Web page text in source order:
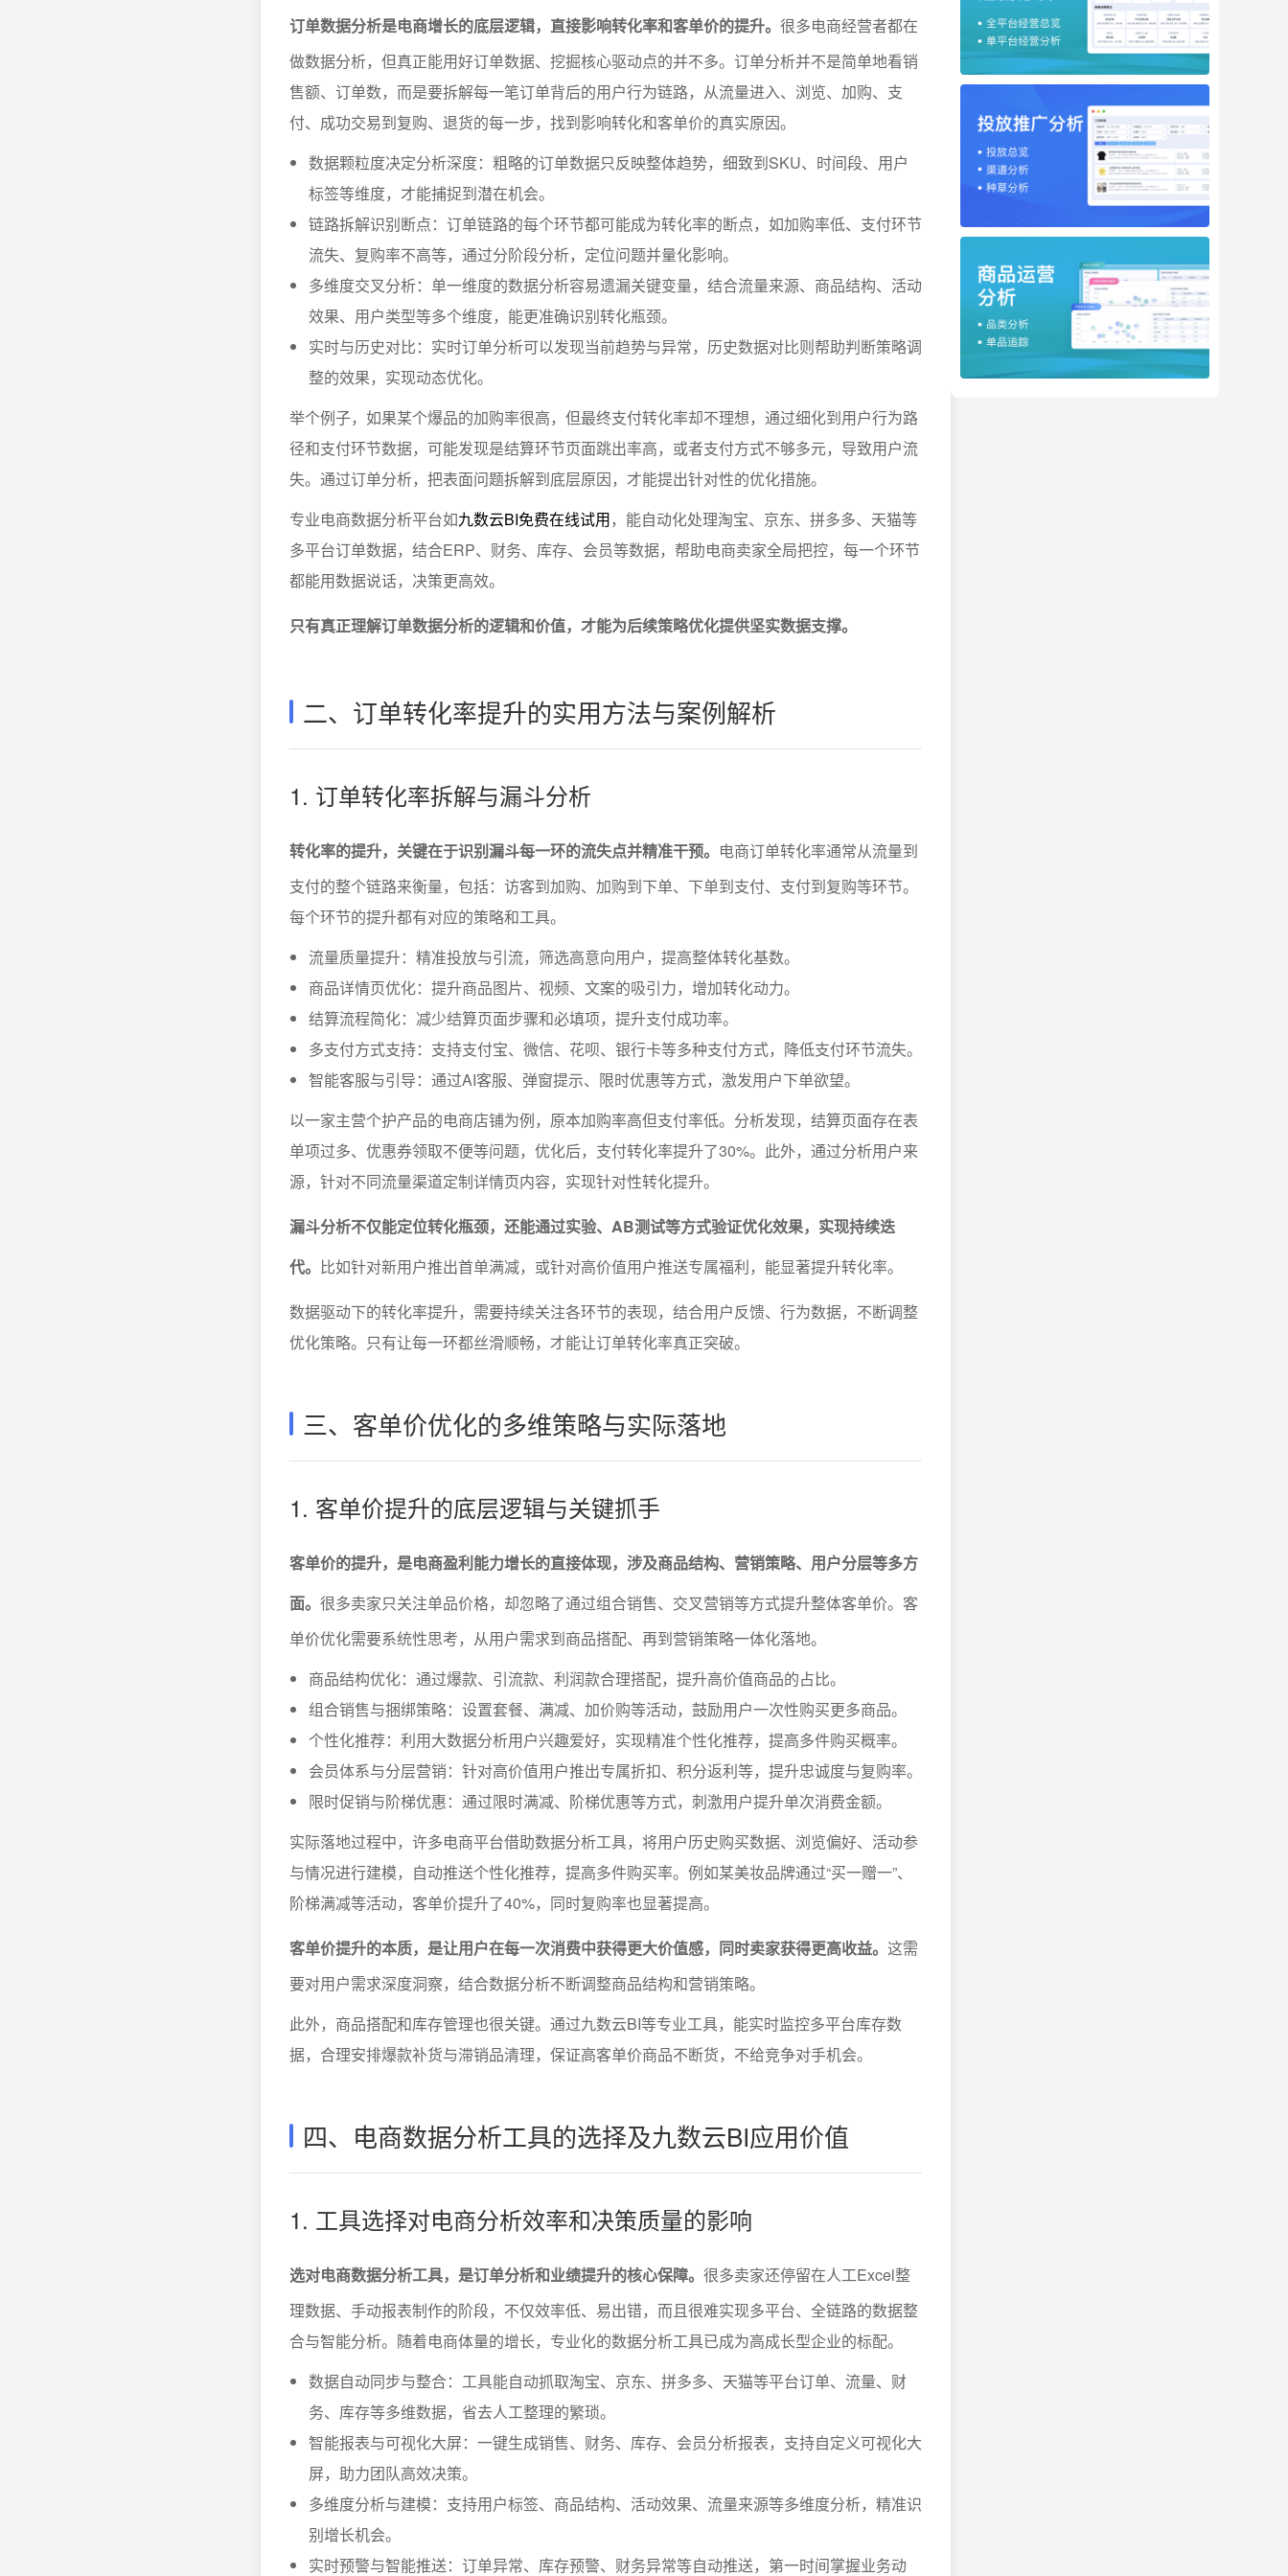
订单数据分析是电商增长的底层逻辑，直接影响转化率和客单价的提升。 很多电商经营者都在
做数据分析，但真正能用好订单数据、挖掘核心驱动点的并不多。订单分析并不是简单地看销
售额、订单数，而是要拆解每一笔订单背后的用户行为链路，从流量进入、浏览、加购、支
付、成功交易到复购、退货的每一步，找到影响转化和客单价的真实原因。
数据颗粒度决定分析深度：粗略的订单数据只反映整体趋势，细致到SKU、时间段、用户
标签等维度，才能捕捉到潜在机会。
链路拆解识别断点：订单链路的每个环节都可能成为转化率的断点，如加购率低、支付环节
流失、复购率不高等，通过分阶段分析，定位问题并量化影响。
多维度交叉分析：单一维度的数据分析容易遗漏关键变量，结合流量来源、商品结构、活动
效果、用户类型等多个维度，能更准确识别转化瓶颈。
实时与历史对比：实时订单分析可以发现当前趋势与异常，历史数据对比则帮助判断策略调
整的效果，实现动态优化。
举个例子，如果某个爆品的加购率很高，但最终支付转化率却不理想，通过细化到用户行为路
径和支付环节数据，可能发现是结算环节页面跳出率高，或者支付方式不够多元，导致用户流
失。通过订单分析，把表面问题拆解到底层原因，才能提出针对性的优化措施。
专业电商数据分析平台如九数云BI免费在线试用，能自动化处理淘宝、京东、拼多多、天猫等
多平台订单数据，结合ERP、财务、库存、会员等数据，帮助电商卖家全局把控，每一个环节
都能用数据说话，决策更高效。
只有真正理解订单数据分析的逻辑和价值，才能为后续策略优化提供坚实数据支撑。
二、订单转化率提升的实用方法与案例解析
1. 订单转化率拆解与漏斗分析
转化率的提升，关键在于识别漏斗每一环的流失点并精准干预。 电商订单转化率通常从流量到
支付的整个链路来衡量，包括：访客到加购、加购到下单、下单到支付、支付到复购等环节。
每个环节的提升都有对应的策略和工具。
流量质量提升：精准投放与引流，筛选高意向用户，提高整体转化基数。
商品详情页优化：提升商品图片、视频、文案的吸引力，增加转化动力。
结算流程简化：减少结算页面步骤和必填项，提升支付成功率。
多支付方式支持：支持支付宝、微信、花呗、银行卡等多种支付方式，降低支付环节流失。
智能客服与引导：通过AI客服、弹窗提示、限时优惠等方式，激发用户下单欲望。
以一家主营个护产品的电商店铺为例，原本加购率高但支付率低。分析发现，结算页面存在表
单项过多、优惠券领取不便等问题，优化后，支付转化率提升了30%。此外，通过分析用户来
源，针对不同流量渠道定制详情页内容，实现针对性转化提升。
漏斗分析不仅能定位转化瓶颈，还能通过实验、AB测试等方式验证优化效果，实现持续迭
代。 比如针对新用户推出首单满减，或针对高价值用户推送专属福利，能显著提升转化率。
数据驱动下的转化率提升，需要持续关注各环节的表现，结合用户反馈、行为数据，不断调整
优化策略。只有让每一环都丝滑顺畅，才能让订单转化率真正突破。
三、客单价优化的多维策略与实际落地
1. 客单价提升的底层逻辑与关键抓手
客单价的提升，是电商盈利能力增长的直接体现，涉及商品结构、营销策略、用户分层等多方
面。 很多卖家只关注单品价格，却忽略了通过组合销售、交叉营销等方式提升整体客单价。客
单价优化需要系统性思考，从用户需求到商品搭配、再到营销策略一体化落地。
商品结构优化：通过爆款、引流款、利润款合理搭配，提升高价值商品的占比。
组合销售与捆绑策略：设置套餐、满减、加价购等活动，鼓励用户一次性购买更多商品。
个性化推荐：利用大数据分析用户兴趣爱好，实现精准个性化推荐，提高多件购买概率。
会员体系与分层营销：针对高价值用户推出专属折扣、积分返利等，提升忠诚度与复购率。
限时促销与阶梯优惠：通过限时满减、阶梯优惠等方式，刺激用户提升单次消费金额。
实际落地过程中，许多电商平台借助数据分析工具，将用户历史购买数据、浏览偏好、活动参
与情况进行建模，自动推送个性化推荐，提高多件购买率。例如某美妆品牌通过“买一赠一”、
阶梯满减等活动，客单价提升了40%，同时复购率也显著提高。
客单价提升的本质，是让用户在每一次消费中获得更大价值感，同时卖家获得更高收益。 这需
要对用户需求深度洞察，结合数据分析不断调整商品结构和营销策略。
此外，商品搭配和库存管理也很关键。通过九数云BI等专业工具，能实时监控多平台库存数
据，合理安排爆款补货与滞销品清理，保证高客单价商品不断货，不给竞争对手机会。
四、电商数据分析工具的选择及九数云BI应用价值
1. 工具选择对电商分析效率和决策质量的影响
选对电商数据分析工具，是订单分析和业绩提升的核心保障。 很多卖家还停留在人工Excel整
理数据、手动报表制作的阶段，不仅效率低、易出错，而且很难实现多平台、全链路的数据整
合与智能分析。随着电商体量的增长，专业化的数据分析工具已成为高成长型企业的标配。
数据自动同步与整合：工具能自动抓取淘宝、京东、拼多多、天猫等平台订单、流量、财
务、库存等多维数据，省去人工整理的繁琐。
智能报表与可视化大屏：一键生成销售、财务、库存、会员分析报表，支持自定义可视化大
屏，助力团队高效决策。
多维度分析与建模：支持用户标签、商品结构、活动效果、流量来源等多维度分析，精准识
别增长机会。
实时预警与智能推送：订单异常、库存预警、财务异常等自动推送，第一时间掌握业务动